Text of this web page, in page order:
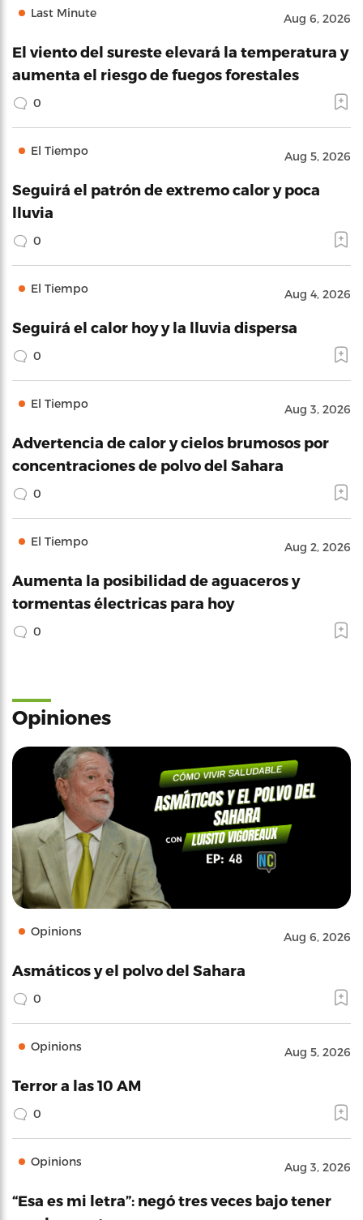
Last Minute Aug 6, 2026
El viento del sureste elevará la temperatura y
aumenta el riesgo de fuegos forestales
0
El Tiempo Aug 5, 2026
Seguirá el patrón de extremo calor y poca
lluvia
0
El Tiempo Aug 4, 2026
Seguirá el calor hoy y la lluvia dispersa
0
El Tiempo Aug 3, 2026
Advertencia de calor y cielos brumosos por
concentraciones de polvo del Sahara
0
El Tiempo Aug 2, 2026
Aumenta la posibilidad de aguaceros y
tormentas électricas para hoy
0
Opiniones
Opinions Aug 6, 2026
Asmáticos y el polvo del Sahara
0
Opinions Aug 5, 2026
Terror a las 10 AM
0
Opinions Aug 3, 2026
“Esa es mi letra”: negó tres veces bajo tener